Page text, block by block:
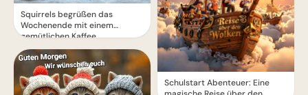
Squirrels begrüßen das
Wochenende mit einem
gemütlichen Kaffee
Schulstart Abenteuer: Eine